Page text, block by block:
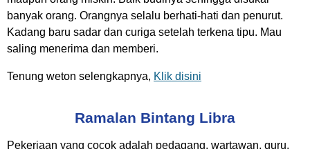
banyak orang. Orangnya selalu berhati-hati dan penurut.
Kadang baru sadar dan curiga setelah terkena tipu. Mau
saling menerima dan memberi.
Tenung weton selengkapnya, Klik disini
Ramalan Bintang Libra
Pekerjaan yang cocok adalah pedagang, wartawan, guru,